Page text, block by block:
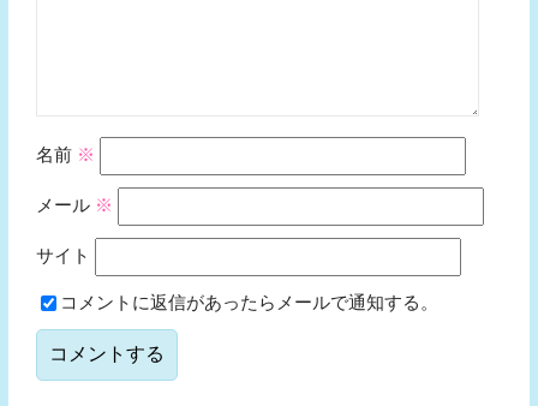
名前 ※
メール ※
サイト
コメントに返信があったらメールで通知する。